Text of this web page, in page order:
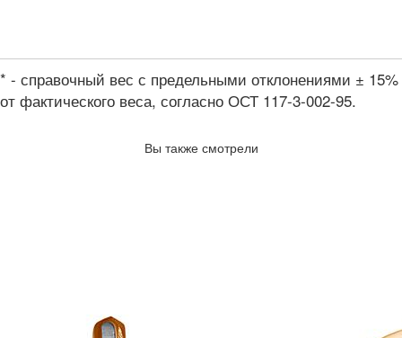
* - справочный вес с предельными отклонениями ± 15%
от фактического веса, согласно ОСТ 117-3-002-95.
Вы также смотрели